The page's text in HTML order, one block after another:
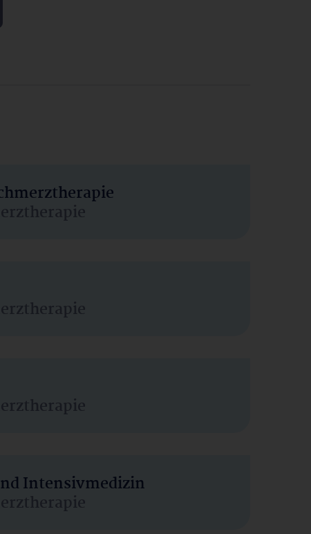
Intensivmedizin